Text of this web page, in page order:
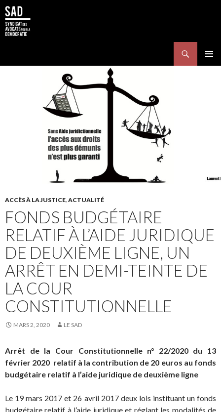
ACCÈS À LA JUSTICE, ACTUALITÉ
FONDS BUDGÉTAIRE
RELATIF À L’AIDE JURIDIQUE
DE DEUXIÈME LIGNE, UN
ARRÊT EN DEMI-TEINTE DE
LA COUR
CONSTITUTIONNELLE
MARS 2, 2020 LE SAD
Arrêt de la Cour Constitutionnelle n° 22/2020 du 13
février 2020 relatif à la contribution de 20 euros au fonds
budgétaire relatif à l’aide juridique de deuxième ligne
Le 19 mars 2017 et 26 avril 2017 deux lois instituant un fonds
budgétaire relatif à l’aide juridique et réglant les modalités de